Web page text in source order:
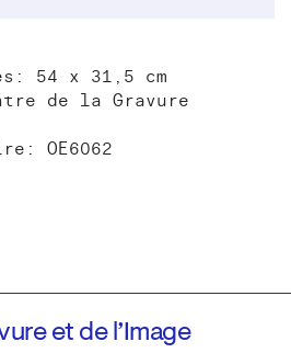
54 x 31,5 cm
de la Gravure
OE6062
et de l’Image